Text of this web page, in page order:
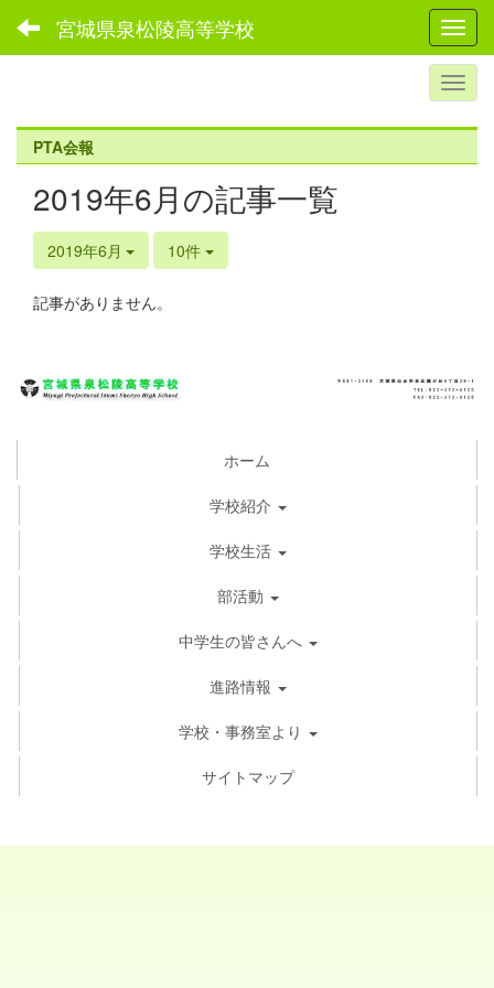
宮城県泉松陵高等学校
PTA会報
2019年6月の記事一覧
2019年6月 10件
記事がありません。
ホーム
学校紹介
学校生活
部活動
中学生の皆さんへ
進路情報
学校・事務室より
サイトマップ